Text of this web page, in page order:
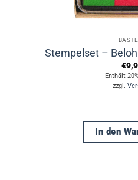
Stempelset –
€
Enthält
zzgl.
In den